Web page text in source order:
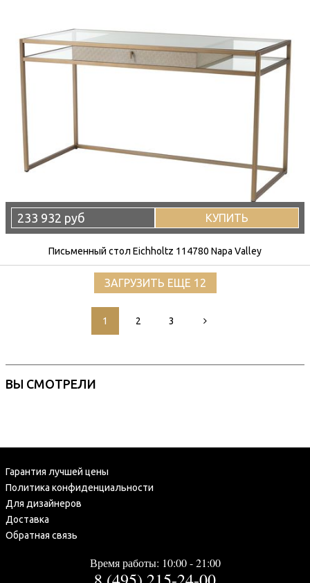
233 932 руб КУПИТЬ
Письменный стол Eichholtz 114780 Napa Valley
ЗАГРУЗИТЬ ЕЩЕ 12
1 2 3
ВЫ СМОТРЕЛИ
Гарантия лучшей цены
Политика конфиденциальности
Для дизайнеров
Доставка
Обратная связь
Время работы: 10:00 - 21:00